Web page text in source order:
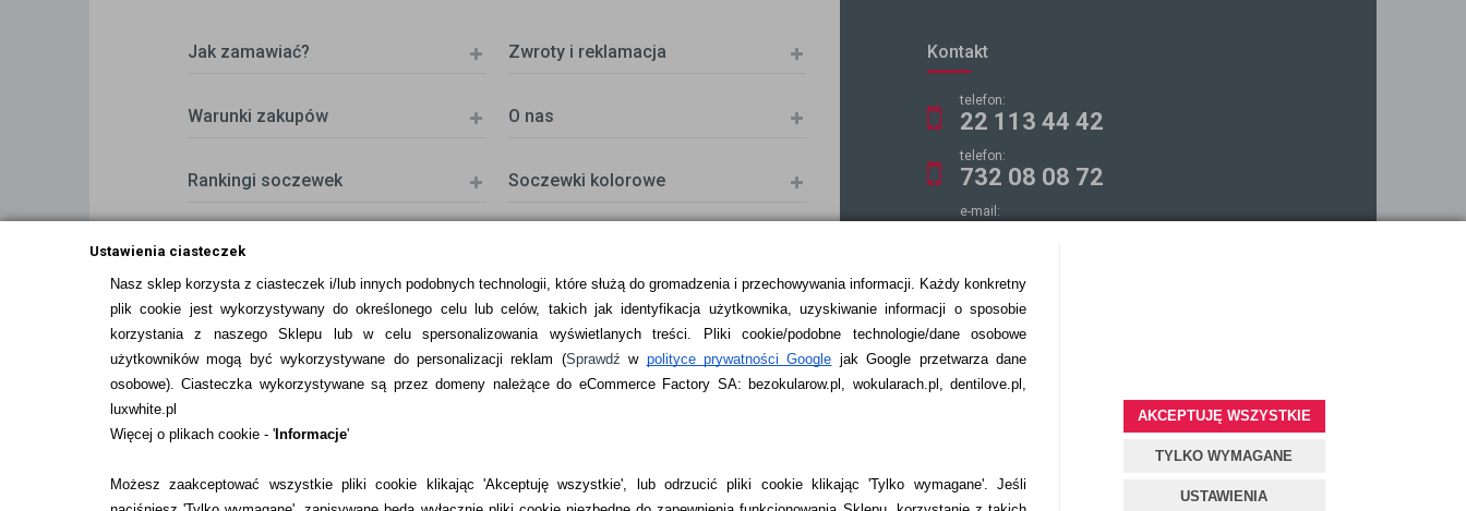
Ustawienia ciasteczek
Nasz sklep korzysta z ciasteczek i/lub innych podobnych technologii, które służą do gromadzenia i przechowywania informacji. Każdy konkretny
plik cookie jest wykorzystywany do określonego celu lub celów, takich jak identyfikacja użytkownika, uzyskiwanie informacji o sposobie
korzystania z naszego Sklepu lub w celu spersonalizowania wyświetlanych treści.
Pliki cookie/podobne technologie/dane osobowe
użytkowników mogą być wykorzystywane do personalizacji reklam (Sprawdźw polityce prywatności Google jak Google przetwarza dane
osobowe). Ciasteczka wykorzystywane są przez domeny należące do eCommerce Factory SA: bezokularow.pl, wokularach.pl, dentilove.pl,
luxwhite.pl
Więcej o plikach cookie - 'Informacje'
Możesz zaakceptować wszystkie pliki cookie klikając 'Akceptuję wszystkie', lub odrzucić pliki cookie klikając 'Tylko wymagane'. Jeśli
AKCEPTUJĘ WSZYSTKIE
TYLKO WYMAGANE
USTAWIENIA
Jak zamawiać? Zwroty i reklamacja
Warunki zakupów O nas
Rankingi soczewek Soczewki kolorowe
Zwrot (odstąpienie od umowy)
ZMIEŃ USTAWIENIA ZGODY NA CIASTECZKA
Kontakt
telefon:
22 113 44 42
telefon:
732 08 08 72
e-mail: